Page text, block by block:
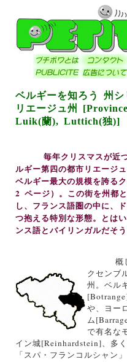
ベルギーを知ろう 州
リエージュ州
Luik(蘭), Luttich(独)]
毎年クリスマスが近
ルギー第四の都市リエージ
ベルギー最大の規模を誇る
2 ページ）。この街を州都
し、フランス語圏の中に、
つ抱える特別な形態。とは
ンス語とバイリンガルだそ
概して
クセンブ
州。ベル
[Botrange
や、ヨー
ム[
で有名な
イン城[Reinhardstein]、多
「スパ・フランコルシャン